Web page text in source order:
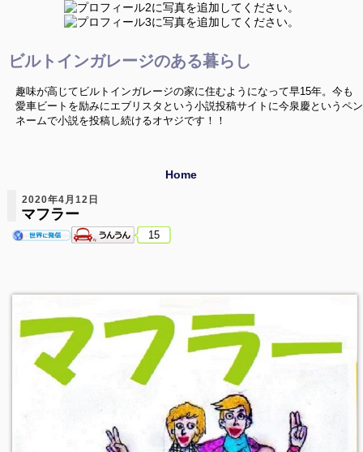
ビルトインガレージのある暮らし
趣味が高じてビルトインガレージの家に住むようになって早15年。今も
愛車ビートを励みにエブリスタという小説投稿サイトに今泉慶というペン
ネームで小説を投稿し続けるオヤジです！！
Home
2020年4月12日
マフラー
15